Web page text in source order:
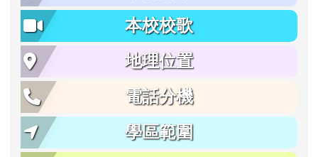
本校校歌
地理位置
電話分機
學區範圍